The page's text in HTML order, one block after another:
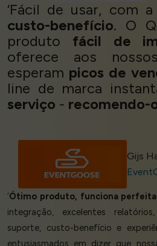
‘Fácil de usar, com a
custo-benefício. O
produto fácil de
oferece aos
esperam picos de
line de marca
serviço - recomendo-
Gijs
‘Ótimo produto, funciona
integração, excelentes
suporte, custo-benefício e
entusiasmados em dizer que